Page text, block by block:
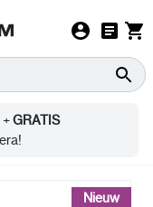
GRATIS
Nieuw